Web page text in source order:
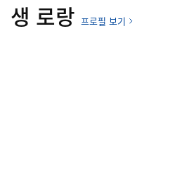
생 로랑 프로필 보기